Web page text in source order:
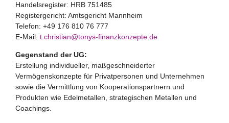
Handelsregister: HRB 751485
Registergericht: Amtsgericht Mannheim
Telefon: +49 176 810 76 777
E-Mail: t.christian@tonys-finanzkonzepte.de
Gegenstand der UG:
Erstellung individueller, maßgeschneiderter
Vermögenskonzepte für Privatpersonen und Unternehmen
sowie die Vermittlung von Kooperationspartnern und
Produkten wie Edelmetallen, strategischen Metallen und
Coachings.